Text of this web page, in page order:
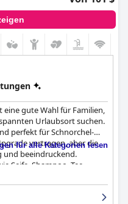
eine gute Wahl für Familien,
Urlaubsort suchen.
perfekt für Schnorchel-
vertragen, aber die
und beeindruckend.
Seife, Shampoo, Tee,
Gäste sind jedoch der
und Getränke hoch sind.
für alle Kategorien lesen